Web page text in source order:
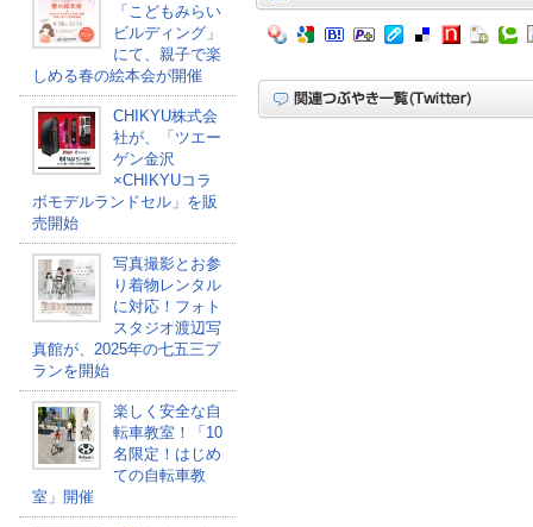
「こどもみらい
ビルディング」
にて、親子で楽
しめる春の絵本会が開催
CHIKYU株式会
社が、「ツエー
ゲン金沢
×CHIKYUコラ
ボモデルランドセル」を販
売開始
写真撮影とお参
り着物レンタル
に対応！フォト
スタジオ渡辺写
真館が、2025年の七五三プ
ランを開始
楽しく安全な自
転車教室！「10
名限定！はじめ
ての自転車教
室」開催